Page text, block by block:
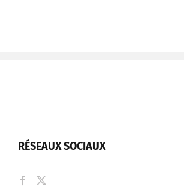
RÉSEAUX SOCIAUX